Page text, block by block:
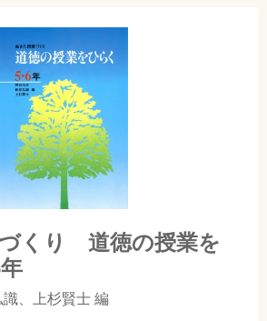
くり 道徳の授業を
識 上杉賢士 編